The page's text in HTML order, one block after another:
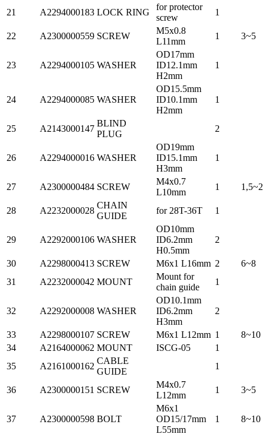
21 A2294000183 LOCK RING
for protector
screw
1
22 A2300000559 SCREW
M5x0.8
L11mm
1 3~5
23 A2294000105 WASHER
OD17mm
ID12.1mm
H2mm
1
24 A2294000085 WASHER
OD15.5mm
ID10.1mm
H2mm
1
25 A2143000147
BLIND
PLUG
2
26 A2294000016 WASHER
OD19mm
ID15.1mm
H3mm
1
27 A2300000484 SCREW
M4x0.7
L10mm
1 1,5~2
28 A2232000028
CHAIN
GUIDE
for 28T-36T 1
29 A2292000106 WASHER
OD10mm
ID6.2mm
H0.5mm
2
30 A2298000413 SCREW M6x1 L16mm 2
6~8
31
A2232000042 MOUNT
Mount for
chain guide
1
32 A2292000008 WASHER
OD10.1mm
ID6.2mm
H3mm
2
33 A2298000107 SCREW M6x1 L12mm 1
8~10
34
A2164000062 MOUNT ISCG-05
1
35
A2161000162
CABLE
GUIDE
1
36 A2300000151 SCREW
M4x0.7
L12mm
1 3~5
37 A2300000598 BOLT
M6x1
OD15/17mm
L55mm
1 8~10